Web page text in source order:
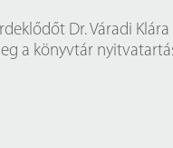
Dr. Váradi
a könyvtár